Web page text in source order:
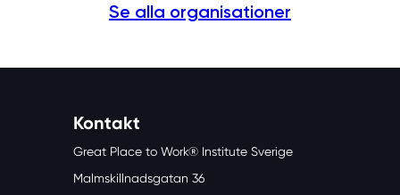
Se alla organisationer
Kontakt
Great Place to Work® Institute Sverige
Malmskillnadsgatan 36